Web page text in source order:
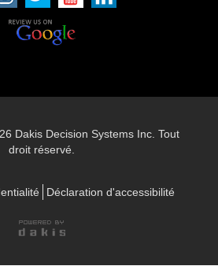
Dakis Decision Systems Inc. Tout
droit réservé.
Déclaration d'accessibilité